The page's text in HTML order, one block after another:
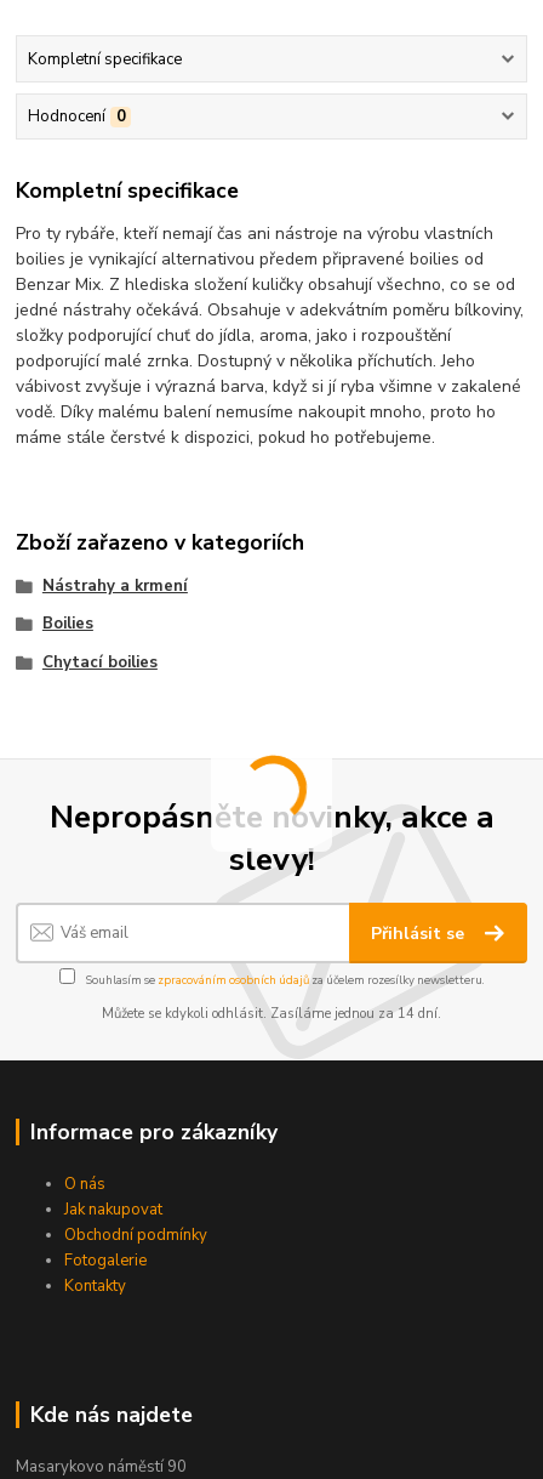
Kompletní specifikace
Hodnocení 0
Kompletní specifikace
Pro ty rybáře, kteří nemají čas ani nástroje na výrobu vlastních
boilies je vynikající alternativou předem připravené boilies od
Benzar Mix. Z hlediska složení kuličky obsahují všechno, co se od
jedné nástrahy očekává. Obsahuje v adekvátním poměru bílkoviny,
složky podporující chuť do jídla, aroma, jako i rozpouštění
podporující malé zrnka. Dostupný v několika příchutích. Jeho
vábivost zvyšuje i výrazná barva, když si jí ryba všimne v zakalené
vodě. Díky malému balení nemusíme nakoupit mnoho, proto ho
máme stále čerstvé k dispozici, pokud ho potřebujeme.
Zboží zařazeno v kategoriích
Nástrahy a krmení
Boilies
Chytací boilies
Nepropásněte novinky, akce a
slevy!
Přihlásit se
Souhlasím se zpracováním osobních údajůza účelem rozesílky newsletteru.
Můžete se kdykoli odhlásit. Zasíláme jednou za 14 dní.
Informace pro zákazníky
O nás
Jak nakupovat
Obchodní podmínky
Fotogalerie
Kontakty
Kde nás najdete
Masarykovo náměstí 90